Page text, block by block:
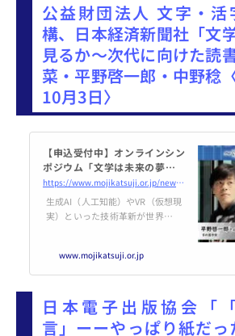
を担当している方を対象に、情報
アクセシビリティ推進に関する政
策動向及び総務省が策定した「み
んなの公共サイト運用ガイドライ
ン（2024年版）」に基づき、必要
な取組や手順、重視すべき考え方
等を解説...
公益財団法人 文字・活
構、日本経済新聞社「文
見るか～次代に向けた読
菜・平野啓一郎・中野稔
10月3日〉
【申込受付中】オンラインシン
ポジウム「文学は未来の夢を見
るか～次代に向けた読書術～」
（2024年10月3日～） | 公益財
団法人 文字・活字文化推進機構
https://www.mojikatsuji.or.jp/news/2024/09/05/8518/
生成AI（人工知能）やVR（仮想現
実）といった技術革新が世界で急
てきた文学は少なくありません。
予想を超えるような技術の進化
を予測
www.mojikatsuji.or.jp
日本電子出版協会「
言」ーーやっぱり紙だ